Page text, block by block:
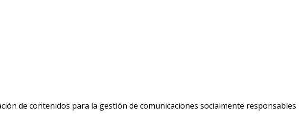
de contenidos para la gestión de comunicaciones socialmente responsables